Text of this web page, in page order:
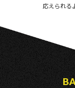
応えられる